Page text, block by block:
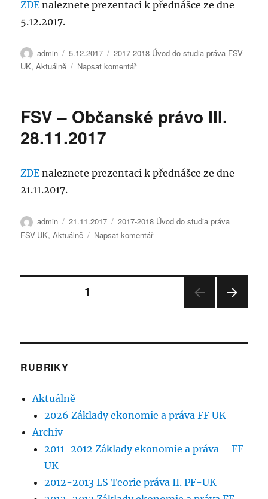
proces
ZDE naleznete prezentaci k přednášce ze dne
5.12.2017.
Autor:
admin Publikováno:
5.12.2017 Rubriky:
2017-2018 Úvod do studia práva FSV-
UK,Aktuálně Napsat komentářpro
FSV
soukromých
práv
FSV – Občanské právo III.
28.11.2017
ZDE naleznete prezentaci k přednášce ze dne
21.11.2017.
Autor:
admin Publikováno:
21.11.2017 Rubriky:
2017-2018 Úvod do studia práva
FSV-UK,Aktuálně Napsat komentářpro
Občanské
28.11.2017
Stránkování
1
NKA
RUBRIKY
Aktuálně
2026 Základy ekonomie a práva FF UK
Archiv
2011-2012 Základy ekonomie a práva – FF
UK
2012-2013 LS Teorie práva II. PF-UK